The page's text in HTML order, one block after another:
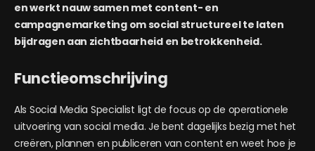
en werkt nauw samen met content- en
campagnemarketing om social structureel te laten
bijdragen aan zichtbaarheid en betrokkenheid.
Functieomschrijving
Als Social Media Specialist ligt de focus op de operationele
uitvoering van social media. Je bent dagelijks bezig met het
creëren, plannen en publiceren van content en weet hoe je